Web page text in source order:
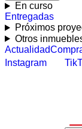
En curso
Entregadas
Próximos
Otros
Actualidad
Instagram